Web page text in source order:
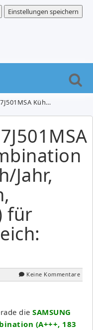
Einstellungen speichern
2010 mm hoch, Edelstahloptik) für 496,17€ (Vergleich: 625€)
Jahr,
für
Keine Kommentare
die SAMSUNG
(A+++, 183